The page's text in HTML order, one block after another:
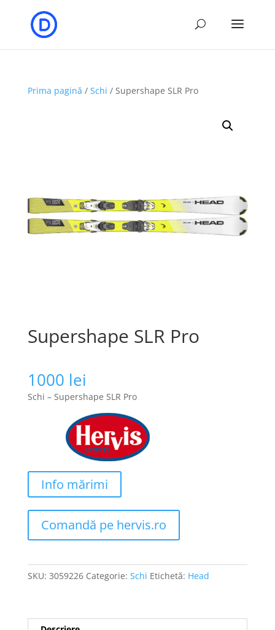
Prima pagină / Schi / Supershape SLR Pro
Supershape SLR Pro
1000 lei
Schi – Supershape SLR Pro
Info mărimi
Comandă pe hervis.ro
SKU: 3059226 Categorie: Schi Etichetă: Head